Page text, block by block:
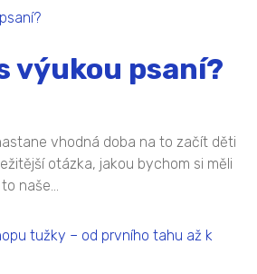
výukou psaní?
vhodná doba na to začít děti
otázka, jakou bychom si měli
naše...